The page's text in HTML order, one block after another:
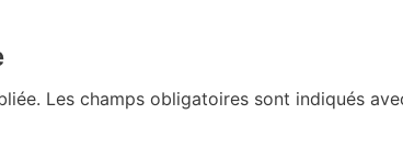
Les champs obligatoires sont indiqués